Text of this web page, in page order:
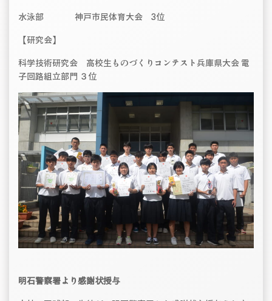
水泳部 神戸市民体育大会 3位
【研究会】
科学技術研究会 高校生ものづくりコンテスト兵庫県大会 電
子回路組立部門 ３位
明石警察署より感謝状授与